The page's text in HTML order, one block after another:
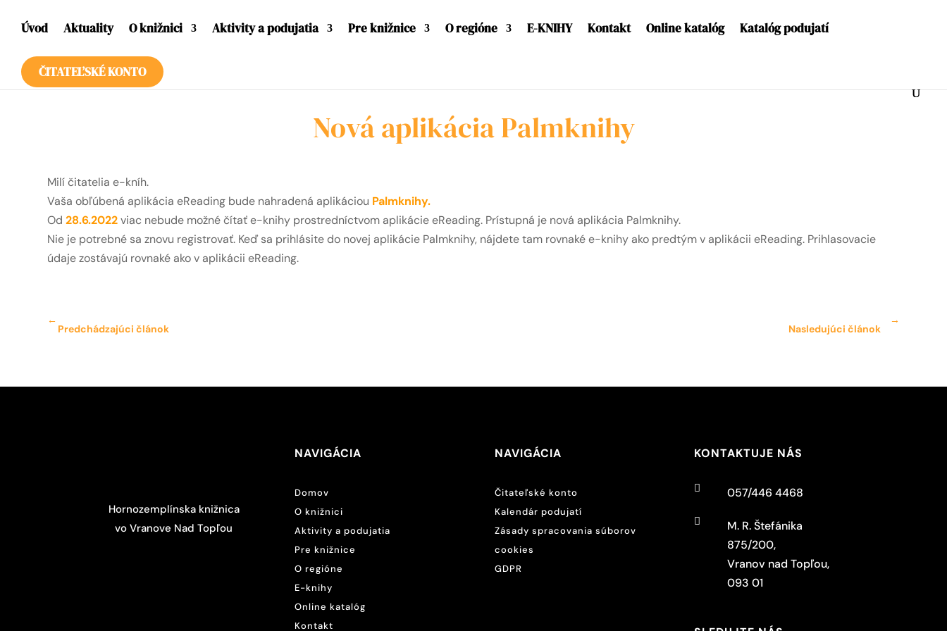
Úvod Aktuality O knižnici Aktivity a podujatia Pre knižnice O regióne E-KNIHY Kontakt Online katalóg Katalóg podujatí
ČITATEĽSKÉ KONTO
Nová aplikácia Palmknihy
Milí čitatelia e-kníh.
Vaša obľúbená aplikácia eReading bude nahradená aplikáciou Palmknihy.
Od28.6.2022viac nebude možné čítať e-knihy prostredníctvom aplikácie eReading. Prístupná je nová aplikácia Palmknihy.
Nie je potrebné sa znovu registrovať. Keď sa prihlásite do novej aplikácie Palmknihy, nájdete tam rovnaké e-knihy ako predtým v aplikácii eReading. Prihlasovacie
údaje zostávajú rovnaké ako v aplikácii eReading.
←
Predchádzajúci článok Nasledujúci článok
→
Hornozemplínska knižnica
vo Vranove Nad Topľou
NAVIGÁCIA
Domov
O knižnici
Aktivity a podujatia
Pre knižnice
O regióne
E-knihy
Online katalóg
Kontakt
NAVIGÁCIA
Čitateľské konto
Kalendár podujatí
Zásady spracovania súborov
cookies
GDPR
KONTAKTUJE NÁS
 057/446 4468

M. R. Štefánika
875/200,
Vranov nad Topľou,
093 01